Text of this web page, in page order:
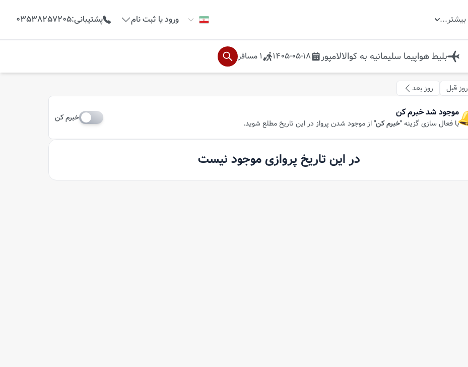
بیشتر... ورود یا ثبت نام پشتیبانی:
03538257205
بلیط هواپیما سلیمانیه به کوالالامپور 1405-05-18
1 مسافر
روز قبل روز بعد
موجود شد خبرم کن
با فعال سازی گزینه"خبرم کن"از موجود شدن پرواز در این تاریخ مطلع شوید.
خبرم کن
در این تاریخ پروازی موجود نیست